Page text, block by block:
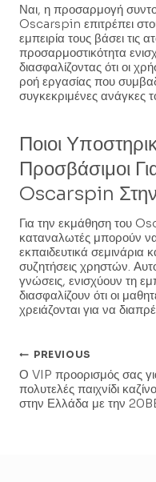
Ναι, η προσαρμογή
Oscarspin επιτρέπει
εμπειρία τους βάσει τις
προσαρμοστικότητα
διασφαλίζοντας ότι οι
ροή εργασίας που
συγκεκριμένες ανάγκες
Ποιοι
Προσβάσιμοι
Oscarspin
Για την εκμάθηση του
καταναλωτές μπορούν
εκπαιδευτικά
συζητήσεις χρηστών.
γνώσεις, ενισχύουν τη
διασφαλίζουν ότι οι
χρειάζονται για να
Post
Navigation
PREVIOUS
Ο VIP προορισμός σας
πολυτελές παιχνίδι καζίνο
στην Ελλάδα με την